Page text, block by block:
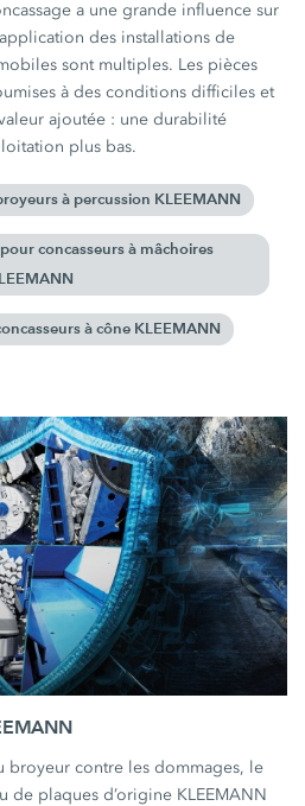
a une grande influence sur
des installations de
sont multiples. Les pièces
à des conditions difficiles et
ajoutée : une durabilité
plus bas.
à percussion KLEEMANN
concasseurs à mâchoires
à cône KLEEMANN
broyeur contre les dommages, le
de plaques d’origine KLEEMANN